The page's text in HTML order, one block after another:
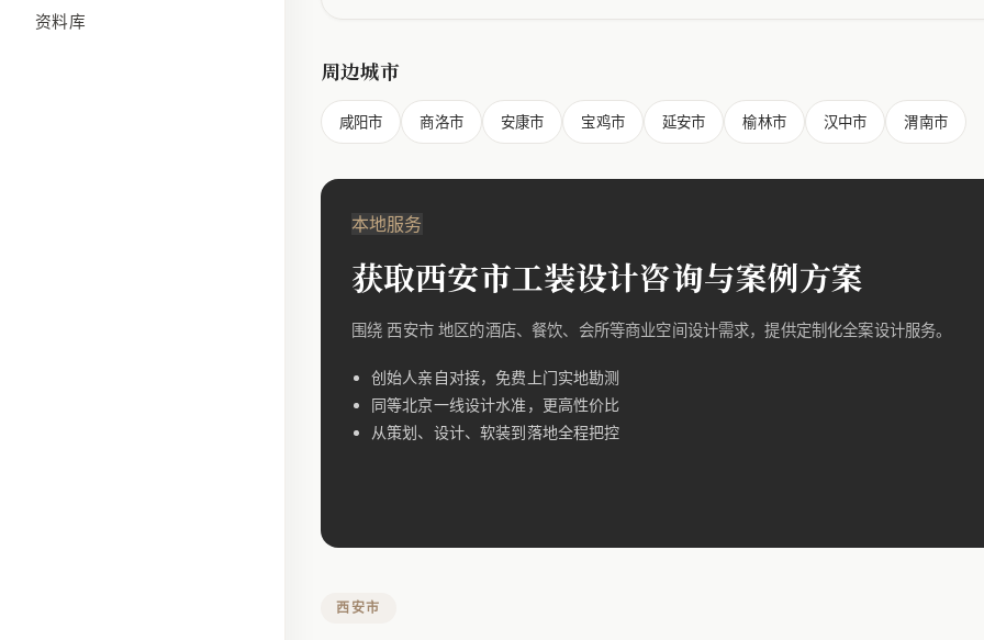
资料库
周边城市
咸阳市 商洛市 安康市 宝鸡市 延安市 榆林市 汉中市 渭南市
本地服务
获取西安市工装设计咨询与案例方案
围绕 西安市 地区的酒店、餐饮、会所等商业空间设计需求，提供定制化全案设计服务。
创始人亲自对接，免费上门实地勘测
同等北京一线设计水准，更高性价比
从策划、设计、软装到落地全程把控
西安市